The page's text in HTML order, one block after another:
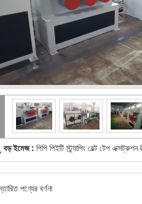
বড় ইমেজ : পিপি পিইটি স্ট্র্যাপিং বেল্ট টেপ
পণ্যের বর্ণনা